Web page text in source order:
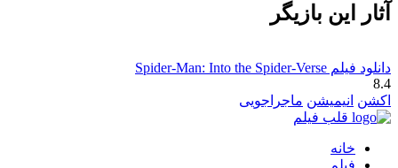
آثار این بازیگر
دانلود فیلم Spider-Man: Into the Spider-Verse
8.4
اکشن انیمیشن ماجراجویی
قلب فیلم
خانه
فیلم